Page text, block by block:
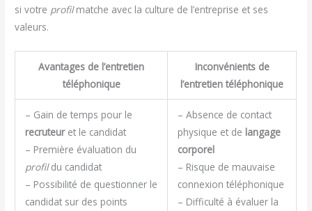
si votre profilmatche avec la culture de l’entreprise et ses
valeurs.
Avantages de l’entretien
téléphonique
Inconvénients de
l’entretien téléphonique
– Gain de temps pour le
recruteuret le candidat
– Première évaluation du
profildu candidat
– Possibilité de questionner le
candidat sur des points
– Absence de contact
physique et de langage
corporel
– Risque de mauvaise
connexion téléphonique
– Difficulté à évaluer la